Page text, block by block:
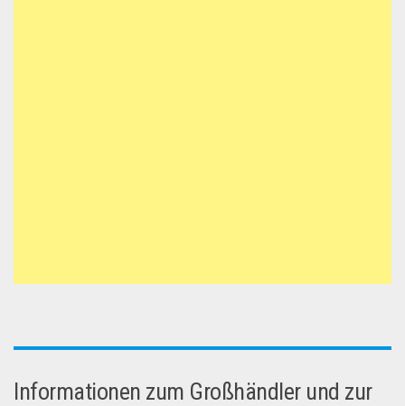
Informationen zum Großhändler und zur